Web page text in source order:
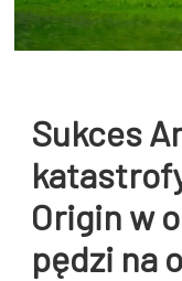
Sukces
Origin w
pędzi na